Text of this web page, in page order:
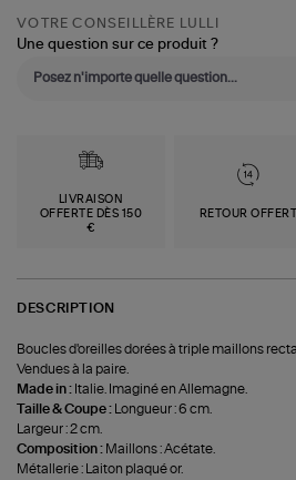
VOTRE CONSEILLÈRE LULLI
Une question sur ce produit ?
LIVRAISON
OFFERTE DÈS 150
€
RETOUR OFFERT
DESCRIPTION
Boucles d'oreilles dorées à triple maillons
Vendues à la paire.
Made in : Italie. Imaginé en Allemagne.
Taille & Coupe :
Longueur : 6 cm.
Largeur : 2 cm.
Composition : Maillons : Acétate.
Métallerie : Laiton plaqué or.